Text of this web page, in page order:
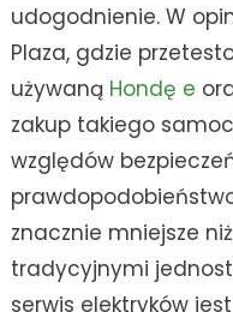
udogodnienie. W
Plaza, gdzie
używaną Hondę e
zakup takiego
względów
znacznie mniejsze
tradycyjnymi
serwis elektryków